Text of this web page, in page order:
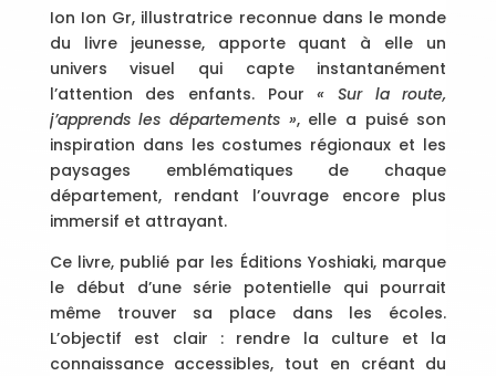
Ion Ion Gr, illustratrice reconnue dans le monde
du livre jeunesse, apporte quant à elle un
univers visuel qui capte instantanément
l’attention des enfants. Pour« Sur la route,
j’apprends les départements », elle a puisé son
inspiration dans les costumes régionaux et les
paysages emblématiques de chaque
département, rendant l’ouvrage encore plus
immersif et attrayant.
Ce livre, publié par les Éditions Yoshiaki, marque
le début d’une série potentielle qui pourrait
même trouver sa place dans les écoles.
L’objectif est clair : rendre la culture et la
connaissance accessibles, tout en créant du